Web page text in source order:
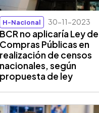
H-Nacional 30-11-2023
BCR no aplicaría Ley de
Compras Públicas en
realización de censos
nacionales, según
propuesta de ley